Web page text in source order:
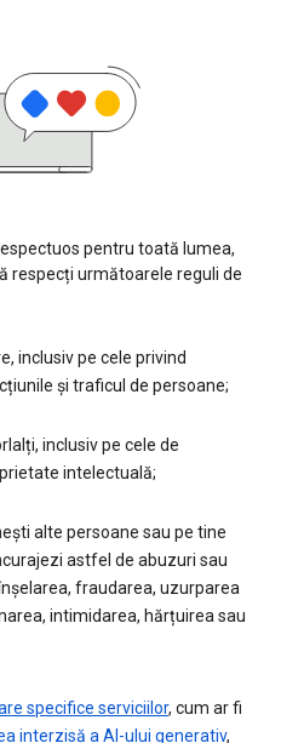
pentru toată lumea,
respecți următoarele reguli de
inclusiv pe cele privind
și traficul de persoane;
inclusiv pe cele de
intelectuală;
alte persoane sau pe tine
astfel de abuzuri sau
fraudarea, uzurparea
intimidarea, hărțuirea sau
specifice serviciilor, cum ar fi
interzisă a AI-ului generativ,